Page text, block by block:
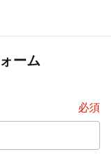
ーム
必須